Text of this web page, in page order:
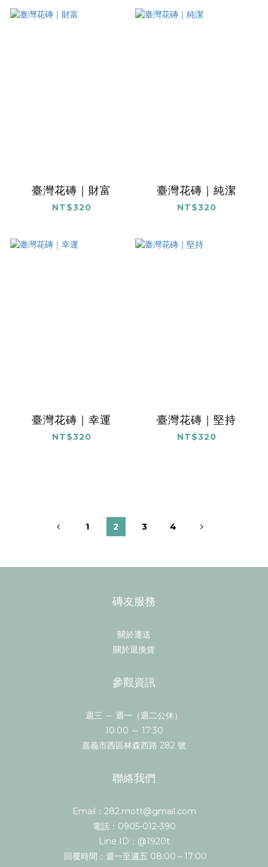
臺灣花磚｜財富
NT$320
臺灣花磚｜純潔
NT$320
臺灣花磚｜幸運
NT$320
臺灣花磚｜堅持
NT$320
1 2 3 4
磚友服務
關於運送
關於退換貨
參觀資訊
週三 ～ 週一（週二公休）
10:00 ～ 17:30
嘉義市西區林森西路 282 號
聯絡我們
Email：282.mott@gmail.com
電話：0905-012-390
Line ID：@1920t
回覆時間：週一至週五 08:00～17:00